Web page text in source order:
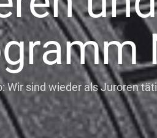
Wir sind wieder als Juroren